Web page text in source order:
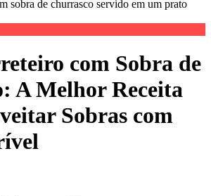
com Sobra de
A Melhor Receita
Sobras com